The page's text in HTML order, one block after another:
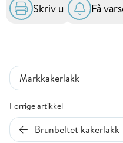
Skriv ut Få
Forrige artikkel
Brunbeltet kakerlakk
Markkakerlakk